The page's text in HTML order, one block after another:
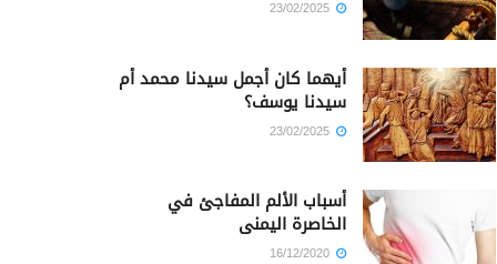
أيهما كان أجمل سيدنا محمد أم
سيدنا يوسف؟
أسباب الألم المفاجئ في
الخاصرة اليمنى